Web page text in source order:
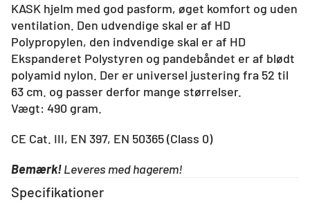
KASK hjelm med god pasform, øget komfort og uden
ventilation. Den udvendige skal er af HD
Polypropylen, den indvendige skal er af HD
Ekspanderet Polystyren og pandebåndet er af blødt
polyamid nylon. Der er universel justering fra 52 til
63 cm. og passer derfor mange størrelser.
Vægt: 490 gram.
CE Cat. III, EN 397, EN 50365 (Class 0)
Bemærk!Leveres med hagerem!
Specifikationer